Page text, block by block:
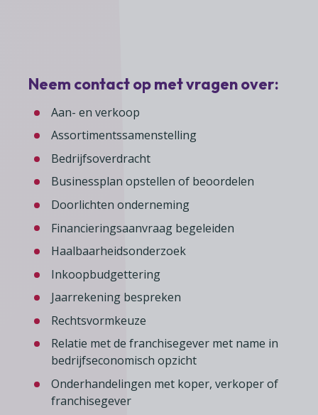
Neem contact op met vragen over:
Aan- en verkoop
Assortimentssamenstelling
Bedrijfsoverdracht
Businessplan opstellen of beoordelen
Doorlichten onderneming
Financieringsaanvraag begeleiden
Haalbaarheidsonderzoek
Inkoopbudgettering
Jaarrekening bespreken
Rechtsvormkeuze
Relatie met de franchisegever met name in
bedrijfseconomisch opzicht
Onderhandelingen met koper, verkoper of
franchisegever